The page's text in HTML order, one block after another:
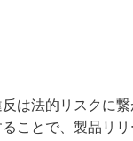
は法的リスクに
ことで、製品リ